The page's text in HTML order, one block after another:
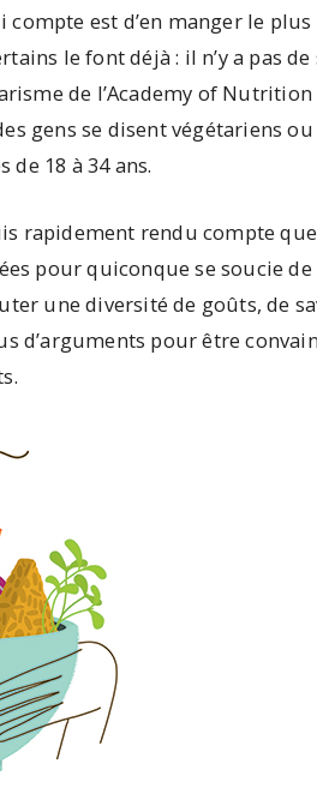
compte est d’en manger le
le font déjà : il n’y a pas
de l’Academy of
gens se disent végétariens
de 18 à 34 ans.
rapidement rendu compte
pour quiconque se soucie
une diversité de goûts, de
d’arguments pour être